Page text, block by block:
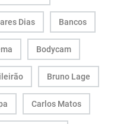
Dias Bancos
Bodycam
Bruno Lage
Carlos Matos